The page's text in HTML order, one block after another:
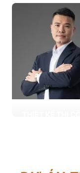
đẳng cấp, cung cấp
giải pháp thiết kế
Xem chi tiết
lựa chọn từ các gia